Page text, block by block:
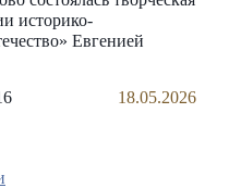
историко-
Евгенией
18.05.2026